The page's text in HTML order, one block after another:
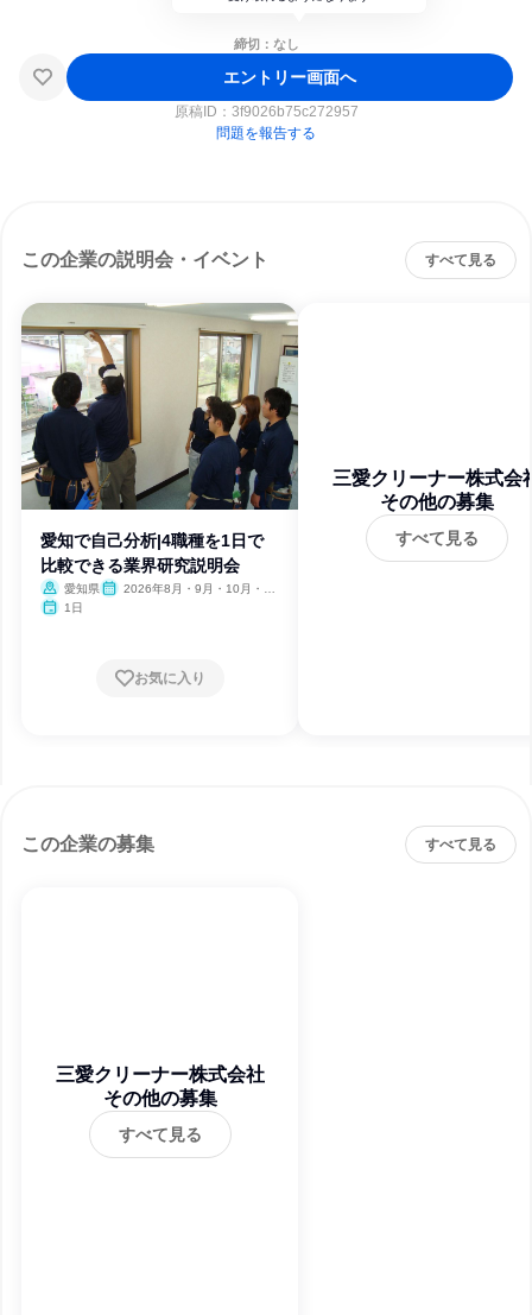
締切：なし
エントリー画面へ
原稿ID： 3f9026b75c272957
問題を報告する
この企業の説明会・イベント すべて見る
愛知で自己分析|4職種を1日で
比較できる業界研究説明会
愛知県
2026年8月・9月・10月・11
1日
お気に入り
三愛クリーナー株式会
その他の募集
すべて見る
この企業の募集 すべて見る
三愛クリーナー株式会社
その他の募集
すべて見る